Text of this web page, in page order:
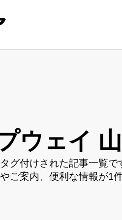
ウェイ
グ付けされた記事一覧
ご案内、便利な情報が1